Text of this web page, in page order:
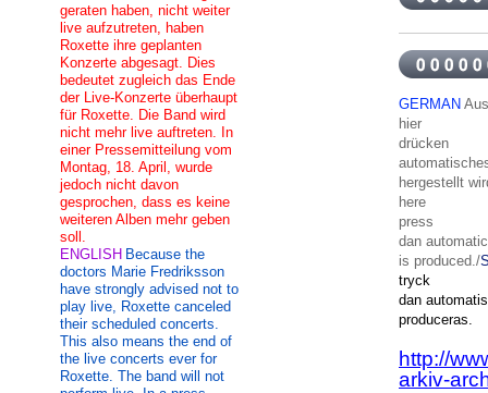
GERMAN
hier
drücken
hergestellt
here
press
dan automatic
is produced ./
tryck
dan
produceras
http://
arkiv-
geraten haben, nicht weiter
live aufzutreten, haben
Roxette ihre geplanten
Konzerte abgesagt. Dies
bedeutet zugleich das Ende
der Live-Konzerte überhaupt
für Roxette. Die Band wird
nicht mehr live auftreten. In
einer Pressemitteilung vom
Montag, 18. April, wurde
jedoch nicht davon
gesprochen, dass es keine
weiteren Alben mehr geben
soll.
ENGLISH Because the
doctors Marie Fredriksson
have strongly advised not to
play live, Roxette canceled
their scheduled concerts.
This also means the end of
the live concerts ever for
Roxette. The band will not